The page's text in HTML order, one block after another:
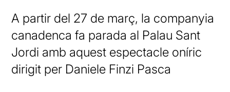
A partir del 27 de març, la companyia
canadenca fa parada al Palau Sant
Jordi amb aquest espectacle oníric
dirigit per Daniele Finzi Pasca